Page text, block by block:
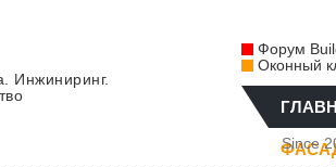
Инжиниринг.
Форум
Оконный
Since